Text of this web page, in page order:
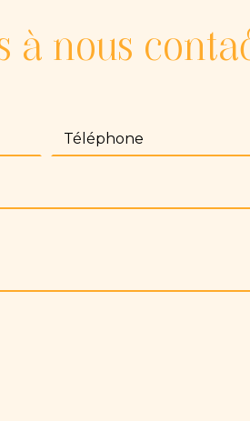
à nous